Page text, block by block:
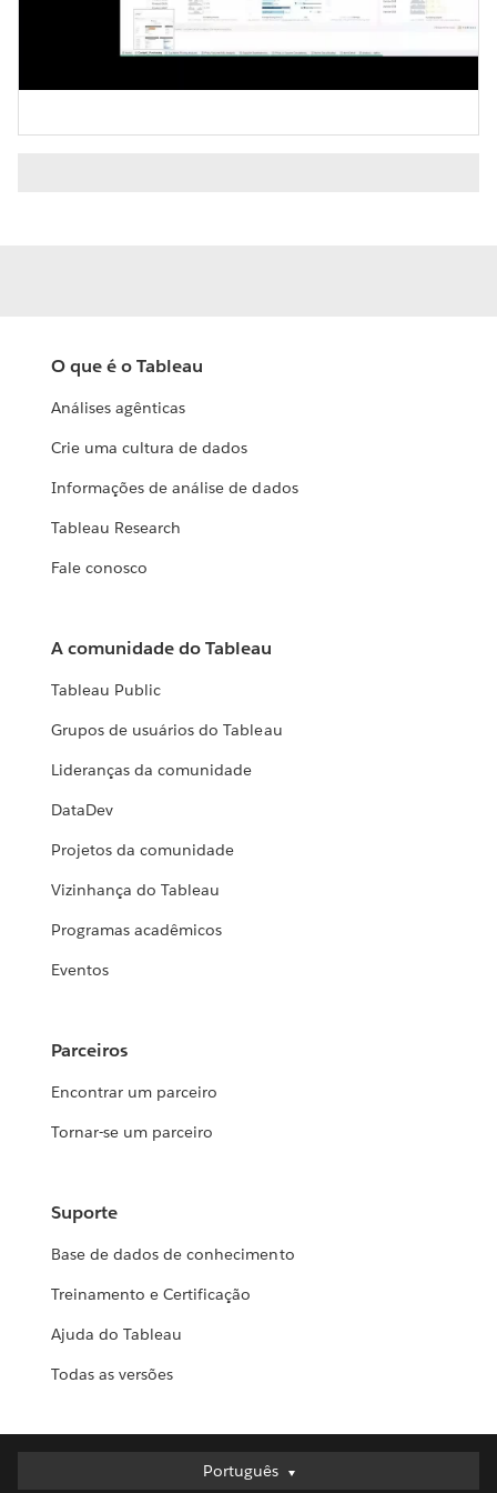
Video
O que é o Tableau
Análises agênticas
Crie uma cultura de dados
Informações de análise de dados
Tableau Research
Fale conosco
A comunidade do Tableau
Tableau Public
Grupos de usuários do Tableau
Lideranças da comunidade
DataDev
Projetos da comunidade
Vizinhança do Tableau
Programas acadêmicos
Eventos
Parceiros
Encontrar um parceiro
Tornar-se um parceiro
Suporte
Base de dados de conhecimento
Treinamento e Certificação
Ajuda do Tableau
Todas as versões
Português
Português